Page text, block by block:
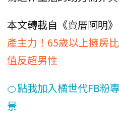
本文轉載自《賣厝阿明》
產主力！65歲以上擁房
值反超男性
🍊點我加入橘世代FB粉
景